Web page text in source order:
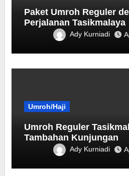
Paket Umroh Reguler
Perjalanan Tasikmalaya
Ady Kurniadi
Umroh/Haji
Umroh Reguler
Tambahan Kunjungan
Ady Kurniadi